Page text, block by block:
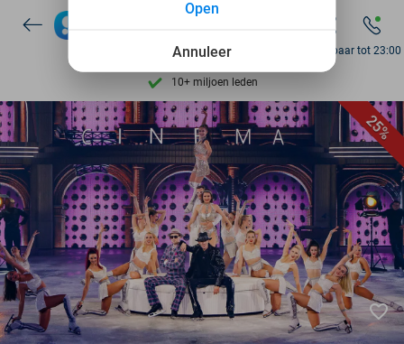
Ontdek 15.000+ deals
7 dagen per week beschikbaar
10+ miljoen leden
9,4 op basis van206.453 reviews
Ontdek 15.000+ deals
7 dagen per week beschikbaar
10+ miljoen leden
Bereikbaar tot 23:00
25%
favorite_border
Annuleer
Open